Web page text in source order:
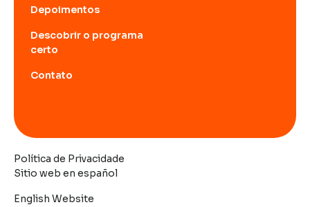
Depoimentos
Descobrir o programa
certo
Contato
Sitio web en español
English Website
Política de Privacidade